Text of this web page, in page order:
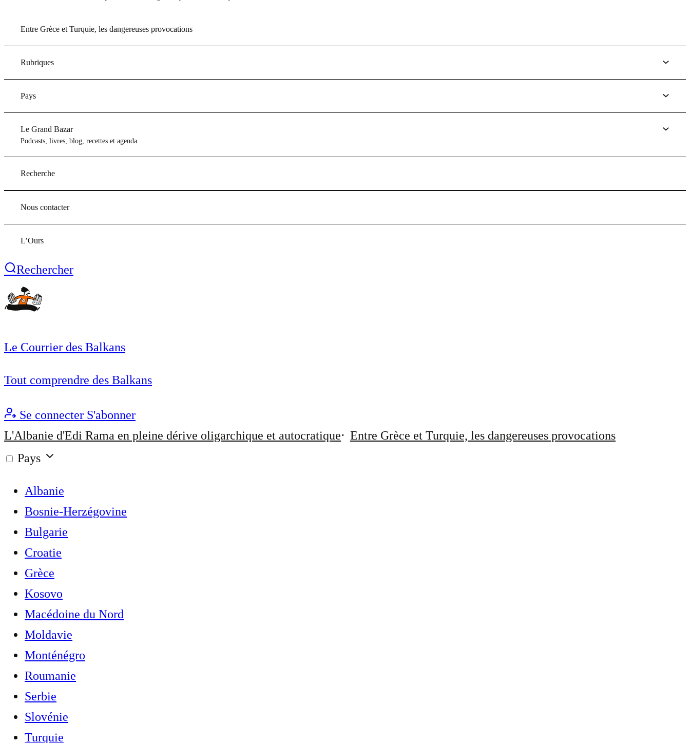
Entre Grèce et Turquie, les dangereuses provocations
Rubriques
Pays
Le Grand Bazar
Podcasts, livres, blog, recettes et agenda
Recherche
Nous contacter
L’Ours
Rechercher
Le Courrier des Balkans
Tout comprendre des Balkans
Se connecter S'abonner
L'Albanie d'Edi Rama en pleine dérive oligarchique et autocratique
Entre Grèce et Turquie, les dangereuses provocations
Pays
Albanie
Bosnie-Herzégovine
Bulgarie
Croatie
Grèce
Kosovo
Macédoine du Nord
Moldavie
Monténégro
Roumanie
Serbie
Slovénie
Turquie